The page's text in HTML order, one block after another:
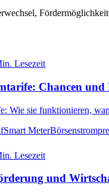
Lesezeit
Chancen und
Wie sie funktionieren,
Smart Meter
Lesezeit
und